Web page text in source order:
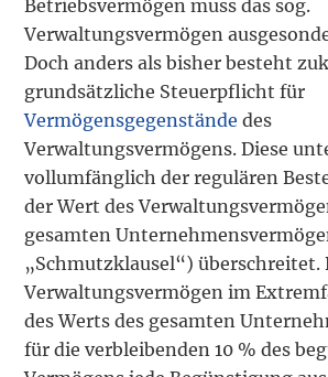
Betriebsvermögen muss das sog.
Verwaltungsvermögen
Doch anders als bisher besteht
grundsätzliche Steuerpflicht für
Vermögensgegenstände des
Verwaltungsvermögens. Diese
vollumfänglich der regulären
der Wert des
gesamten
„Schmutzklausel“) überschreitet.
Verwaltungsvermögen im
des Werts des gesamten
für die verbleibenden 10 % des